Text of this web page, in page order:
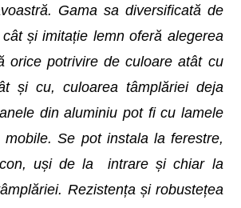
Gama sa diversificată de
și imitație lemn oferă alegerea
orice potrivire de culoare atât cu
și cu, culoarea tâmplăriei deja
din aluminiu pot fi cu lamele
Se pot instala la ferestre,
uși de la intrare și chiar la
Rezistența și robustețea